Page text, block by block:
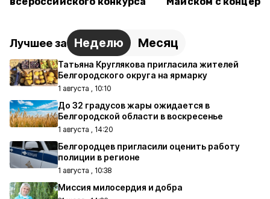
Лучшее за Неделю Месяц
Татьяна Круглякова пригласила жителей
Белгородского округа на ярмарку
1 августа , 10:10
До 32 градусов жары ожидается в
Белгородской области в воскресенье
1 августа , 14:20
Белгородцев пригласили оценить работу
полиции в регионе
1 августа , 10:38
Миссия милосердия и добра